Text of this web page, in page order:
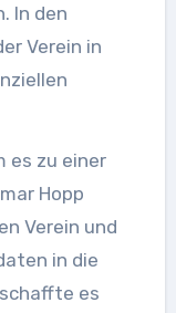
In den
Verein in
es zu einer
Hopp
Verein und
in die
es